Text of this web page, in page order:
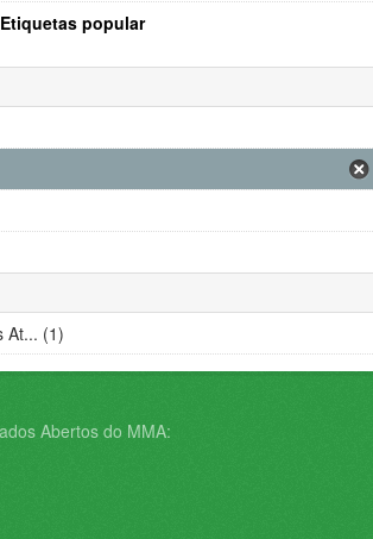
popular
At... (1)
Abertos do MMA: